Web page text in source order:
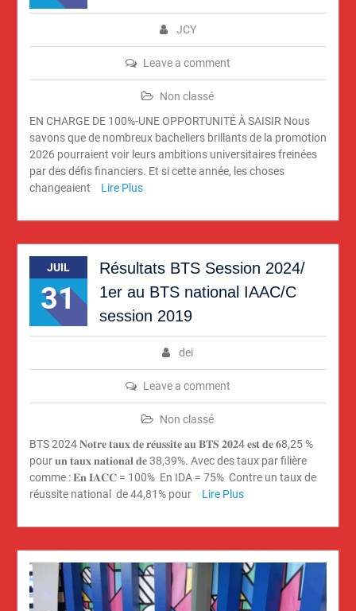
JCY
Leave a comment
Non classé
EN CHARGE DE 100%-UNE OPPORTUNITÉ À SAISIR Nous
savons que de nombreux bacheliers brillants de la promotion
2026 pourraient voir leurs ambitions universitaires freinées
par des défis financiers. Et si cette année, les choses
changeaient
Lire Plus
JUIL
31
Résultats BTS Session 2024/
1er au BTS national IAAC/C
session 2019
dei
Leave a comment
Non classé
BTS 2024 𝐍𝐨𝐭𝐫𝐞 𝐭𝐚𝐮𝐱 𝐝𝐞 𝐫𝐞́𝐮𝐬𝐬𝐢𝐭𝐞 𝐚𝐮 𝐁𝐓𝐒 𝟐𝟎𝟐4 𝐞𝐬𝐭 𝐝𝐞 𝟔8,25 %
pour 𝐮𝐧 𝐭𝐚𝐮𝐱 𝐧𝐚𝐭𝐢𝐨𝐧𝐚𝐥 𝐝𝐞 38,39%. Avec des taux par filière
comme : 𝐄𝐧 𝐈𝐀𝐂𝐂 = 100% En IDA = 75% Contre un taux de
réussite national de 44,81% pour
Lire Plus